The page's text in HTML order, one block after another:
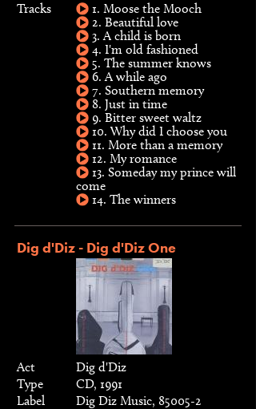
Tracks
1. Moose the Mooch
2. Beautiful love
3. A child is born
4. I'm old fashioned
5. The summer knows
6. A while ago
7. Southern memory
8. Just in time
9. Bitter sweet waltz
10. Why did I choose you
11. More than a memory
12. My romance
13. Someday my prince will
come
14. The winners
Dig d'Diz - Dig d'Diz One
Act
Dig d'Diz
Type
CD, 1991
Label
Dig Diz Music, 85005-2